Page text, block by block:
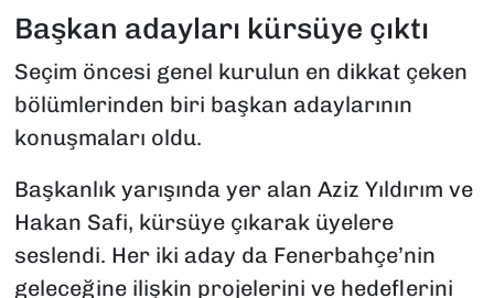
Başkan adayları kürsüye çıktı
Seçim öncesi genel kurulun en dikkat çeken
bölümlerinden biri başkan adaylarının
konuşmaları oldu.
Başkanlık yarışında yer alan Aziz Yıldırım ve
Hakan Safi, kürsüye çıkarak üyelere
seslendi. Her iki aday da Fenerbahçe’nin
geleceğine ilişkin projelerini ve hedeflerini